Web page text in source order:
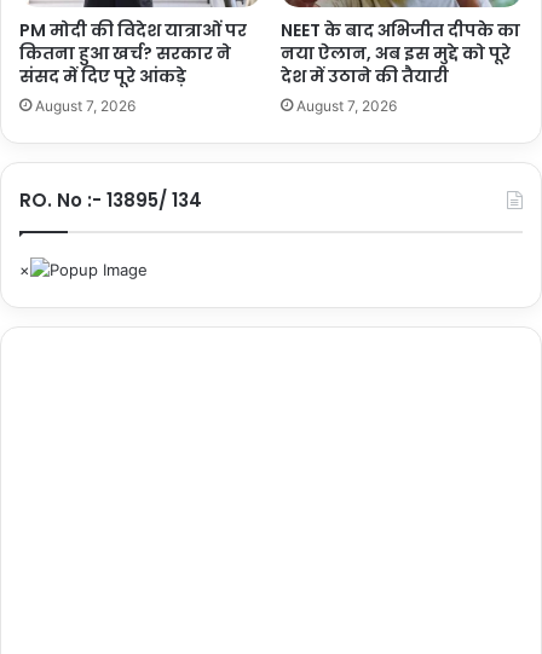
यह भी पढ़ें :- भारत की सबसे खूबसूरत ट्रेन यात्राएं कौन सी है? रेल
मंत्री ने शेयर की अपनी पसंदीदा लिस्ट
More
ग्रे
स
गा
ज
,
जा
ष
ज्ञों
सा
थ
'
PM मोदी की विदेश यात्राओं पर
कितना हुआ खर्च? सरकार ने
संसद में दिए पूरे आंकड़े
August 7, 2026
NEET के बाद अभिजीत दीपके का
नया ऐलान, अब इस मुद्दे को पूरे
देश में उठाने की तैयारी
August 7, 2026
RO. No :- 13895/ 134